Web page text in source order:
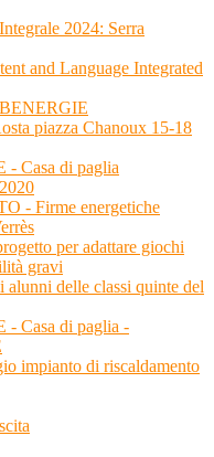
2024: Serra
and Language Integrated
piazza Chanoux 15-18
- Casa di paglia
- Firme energetiche
per adattare giochi
gravi
delle classi quinte del
- Casa di paglia -
impianto di riscaldamento